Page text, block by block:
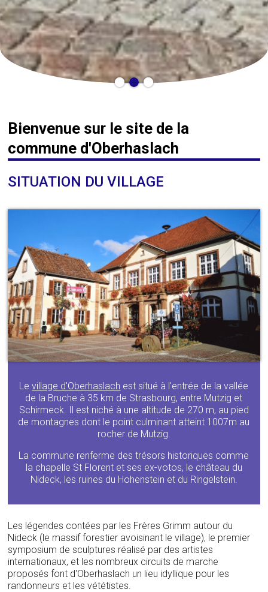
Bienvenue sur le site de la
commune d'Oberhaslach
SITUATION DU VILLAGE
Levillage d'Oberhaslach est situé à l'entrée de la vallée
de la Bruche à 35 km de Strasbourg, entre Mutzig et
Schirmeck. Il est niché à une altitude de 270 m, au pied
de montagnes dont le point culminant atteint 1007m au
rocher de Mutzig.
La commune renferme des trésors historiques comme
la chapelle St Florent et ses ex-votos, le château du
Nideck, les ruines du Hohenstein et du Ringelstein.
Les légendes contées par les Frères Grimm autour du
Nideck (le massif forestier avoisinant le village), le premier
symposium de sculptures réalisé par des artistes
internationaux, et les nombreux circuits de marche
proposés font d'Oberhaslach un lieu idyllique pour les
randonneurs et les vététistes.